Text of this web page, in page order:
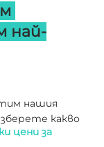
най-
какво
цени за